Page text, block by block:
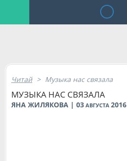
Читай > Музыка нас связала
МУЗЫКА НАС СВЯЗАЛА
ЯНА ЖИЛЯКОВА | 03 АВГУСТА 2016